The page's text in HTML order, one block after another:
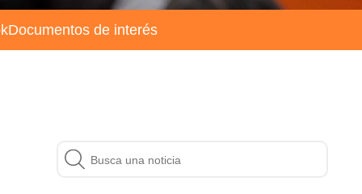
Documentos de interés